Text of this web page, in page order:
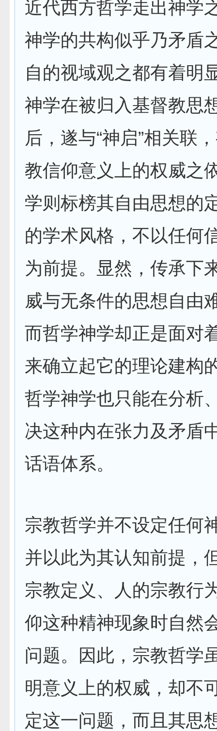
近代西方哲学走出神学
神学的共构似乎乃矛盾
自的视域观之都有着明
神学在被归入基督教思
后，遂与“神启”相关联
教信仰意义上的权威之
学则标榜其自由思想的
的学术风格，不以任何
为前提。显然，传承下
威与无条件的思想自由
而哲学神学却正是面对
来确立起它的理论建构
哲学神学也只能在分析
决这种内在张力及矛盾
话语体系。
宗教哲学并不设定任何
并以此为其认知前提，
宗教定义、人的宗教行
仰这种精神现象时自然
问题。因此，宗教哲学
明意义上的权威，却不
定这一问题，而且其思